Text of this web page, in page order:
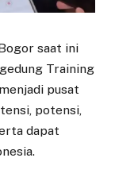
saat ini
Training
pusat
potensi,
dapat